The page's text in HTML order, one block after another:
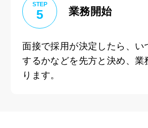
STEP
5 業務開始
面接で採用が決定したら、い
するかなどを先方と決め、業
ります。